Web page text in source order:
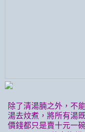
除了清湯腩之外，不
湯去炆煮，將所有湯
價錢都只是賣十元一